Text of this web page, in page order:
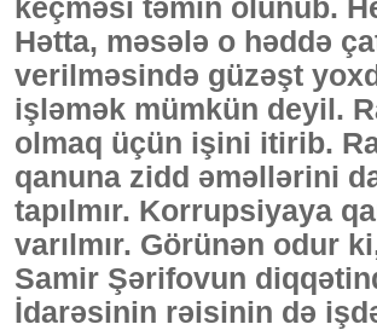
keçməsi təmin olunub.
Hətta, məsələ o həddə
verilməsində güzəşt
işləmək mümkün deyil.
olmaq üçün işini itirib.
qanuna zidd əməllərini
tapılmır. Korrupsiyaya
varılmır. Görünən odur
Samir Şərifovun
İdarəsinin rəisinin də